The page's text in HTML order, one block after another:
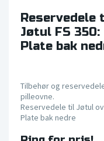
Reservedele
Jøtul FS 350:
Plate bak
Tilbehør og
pilleovne.
Reservedele til Jøtul
Plate bak nedre